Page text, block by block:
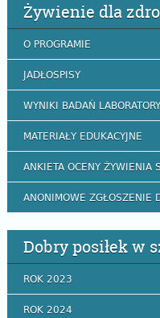
Żywienie dla
O PROGRAMIE
JADŁOSPISY
WYNIKI BADAŃ
MATERIAŁY EDUKACYJNE
ANKIETA OCENY ŻYWIENIA
ANONIMOWE ZGŁOSZENIE
Dobry posiłek w
ROK 2023
ROK 2024